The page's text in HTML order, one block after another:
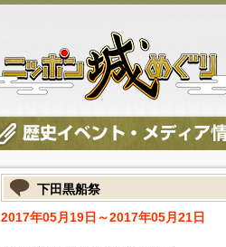
下田黒船祭
2017年05月19日～2017年05月21日